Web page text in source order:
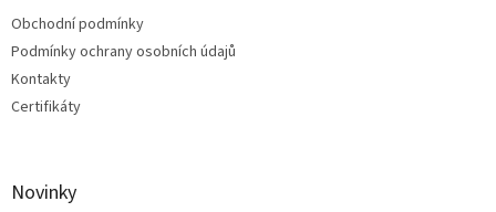
Obchodní podmínky
Podmínky ochrany osobních údajů
Kontakty
Certifikáty
Novinky